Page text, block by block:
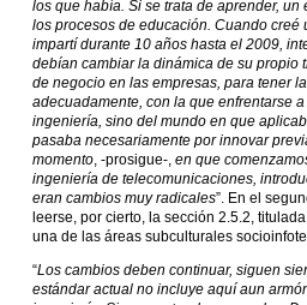
los que había. Si se trata de aprender,
los procesos de educación. Cuando creé
impartí durante 10 años hasta el 2009,
debían cambiar la dinámica de su propio
de negocio en las empresas, para tener
adecuadamente, con la que enfrentarse
ingeniería, sino del mundo en que
pasaba necesariamente por innovar
momento, -prosigue-, en que
ingeniería de telecomunicaciones,
eran cambios muy radicales”. En el
leerse, por cierto, la sección 2.5.2,
una de las áreas subculturales
“Los cambios deben continuar, siguen
estándar actual no incluye aquí aun